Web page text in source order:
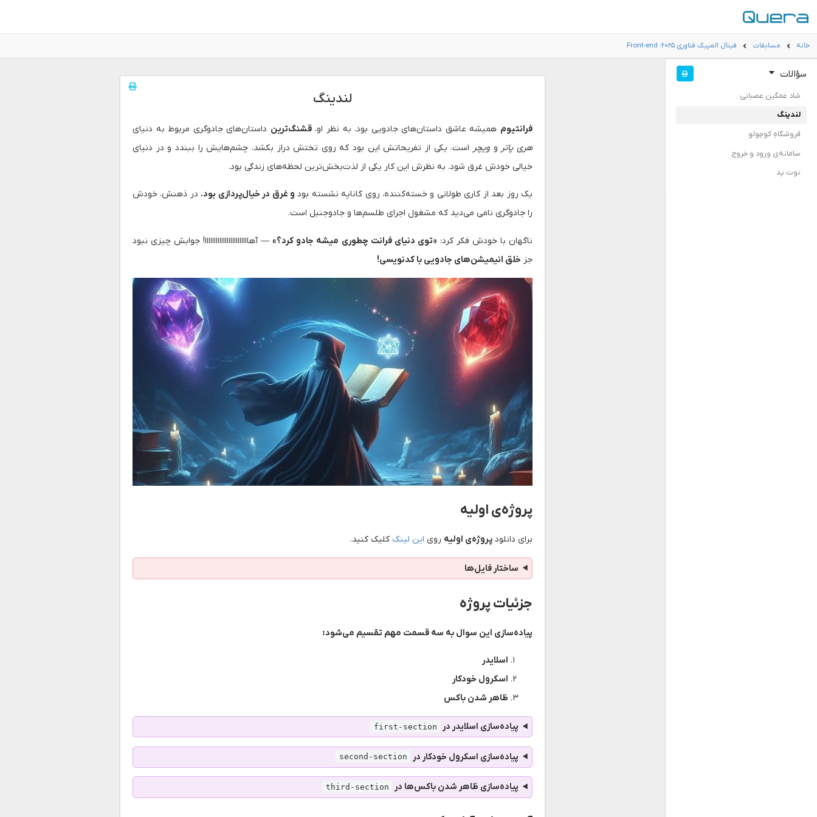
خانه مسابقات فینال المپیک فناوری ۲۰۲۵: Front-end
سؤالات
شاد غمگین عصبانی
لندینگ
فروشگاهِ کوچولو
سامانه‌ی ورود و خروج
نوت پد
لندینگ
فرانتیوم همیشه عاشق داستان‌های جادویی بود. به نظر او،قشنگ‌ترین داستان‌های جادوگری مربوط به دنیای
هری پاتر و ویچر است. یکی از تفریحاتش این بود که روی تختش دراز بکشد، چشم‌هایش را ببندد و در دنیای
خیالی خودش غرق شود. به نظرش این کار یکی از لذت‌بخش‌ترین لحظه‌های زندگی بود.
یک روز بعد از کاری طولانی و خسته‌کننده، روی کاناپه نشسته بود و غرق در خیال‌پردازی بود. در ذهنش، خودش
را جادوگری نامی می‌دید که مشغول اجرای طلسم‌ها و جادوجنبل است.
ناگهان با خودش فکر کرد: «توی دنیای فرانت چطوری میشه جادو کرد؟» — آهاااااااااااااااااااااااا! جوابش چیزی نبود
جز خلق انیمیشن‌های جادویی با کدنویسی!
پروژه‌ی اولیه
برای دانلود پروژه‌ی اولیه روی این لینک کلیک کنید.
ساختار فایل‌ها
جزئیات پروژه
پیاده‌سازی این سوال به سه قسمت مهم تقسیم می‌شود:
اسلایدر
اسکرول خودکار
ظاهر شدن باکس
پیاده‌سازی اسلایدر در first-section
پیاده‌سازی اسکرول خودکار در second-section
پیاده‌سازی ظاهر شدن باکس‌ها در third-section